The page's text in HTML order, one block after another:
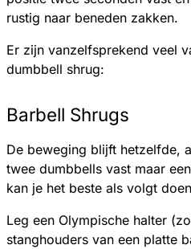
rustig naar beneden zakken.
Er zijn vanzelfsprekend veel
dumbbell shrug:
Barbell Shrugs
De beweging blijft hetzelfde,
twee dumbbells vast maar
kan je het beste als volgt
Leg een Olympische halter
stanghouders van een platte